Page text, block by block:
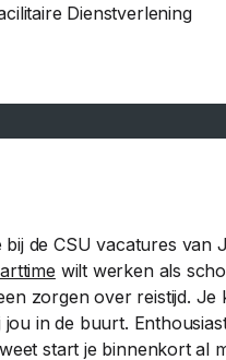
Dienstverlening
de CSU vacatures van
wilt werken als
zorgen over reistijd.
in de buurt.
start je binnenkort al